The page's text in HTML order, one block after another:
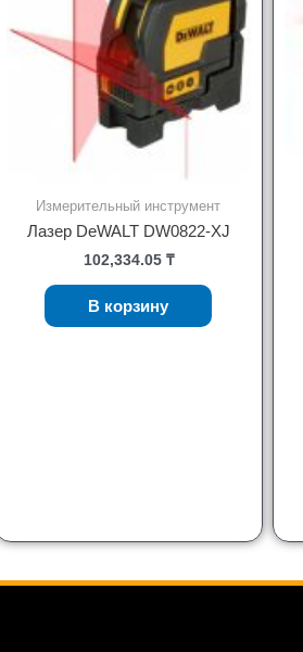
Измерительный инструмент
Лазер DeWALT DW0822-XJ
102,334.05 ₸
В корзину